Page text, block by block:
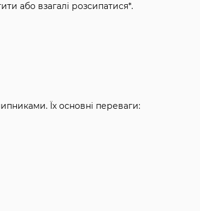
або взагалі розсипатися*.
Їх основні переваги: